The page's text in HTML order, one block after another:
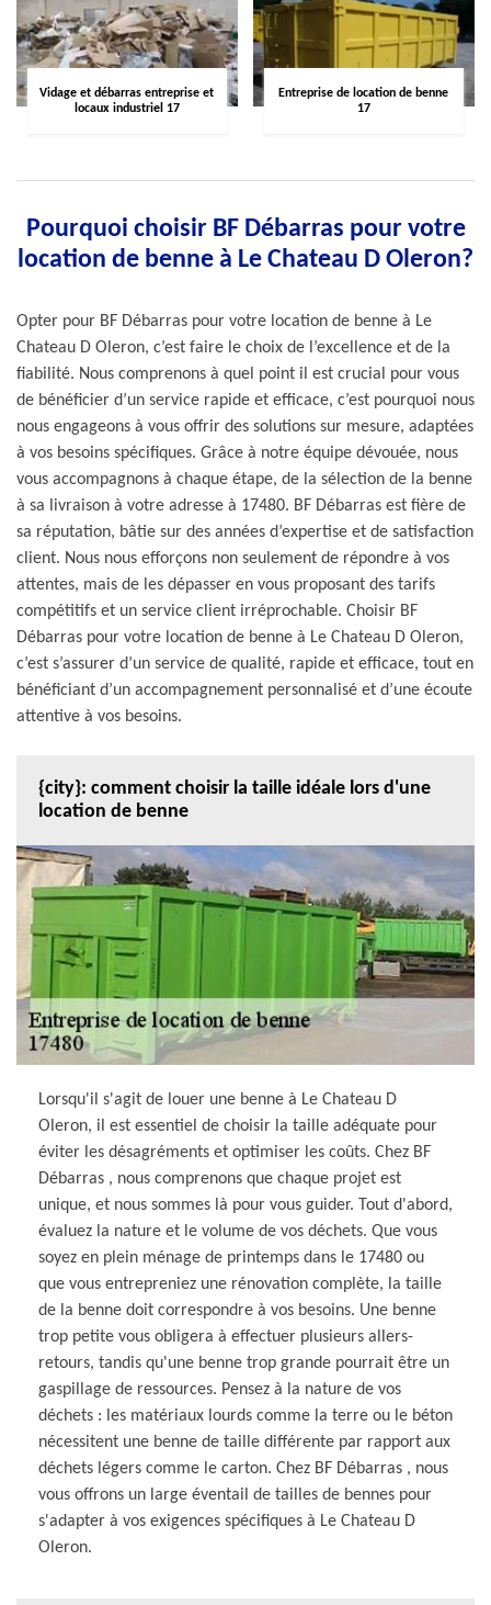
Vidage et débarras entreprise et
locaux industriel 17
Entreprise de location de benne
17
Pourquoi choisir BF Débarras pour votre
location de benne à Le Chateau D Oleron?
Opter pour BF Débarras pour votre location de benne à Le
Chateau D Oleron, c’est faire le choix de l’excellence et de la
fiabilité. Nous comprenons à quel point il est crucial pour vous
de bénéficier d’un service rapide et efficace, c’est pourquoi nous
nous engageons à vous offrir des solutions sur mesure, adaptées
à vos besoins spécifiques. Grâce à notre équipe dévouée, nous
vous accompagnons à chaque étape, de la sélection de la benne
à sa livraison à votre adresse à 17480. BF Débarras est fière de
sa réputation, bâtie sur des années d’expertise et de satisfaction
client. Nous nous efforçons non seulement de répondre à vos
attentes, mais de les dépasser en vous proposant des tarifs
compétitifs et un service client irréprochable. Choisir BF
Débarras pour votre location de benne à Le Chateau D Oleron,
c’est s’assurer d’un service de qualité, rapide et efficace, tout en
bénéficiant d’un accompagnement personnalisé et d’une écoute
attentive à vos besoins.
{city}: comment choisir la taille idéale lors d'une
location de benne
Lorsqu'il s'agit de louer une benne à Le Chateau D
Oleron, il est essentiel de choisir la taille adéquate pour
éviter les désagréments et optimiser les coûts. Chez BF
Débarras , nous comprenons que chaque projet est
unique, et nous sommes là pour vous guider. Tout d'abord,
évaluez la nature et le volume de vos déchets. Que vous
soyez en plein ménage de printemps dans le 17480 ou
que vous entrepreniez une rénovation complète, la taille
de la benne doit correspondre à vos besoins. Une benne
trop petite vous obligera à effectuer plusieurs allers-
retours, tandis qu'une benne trop grande pourrait être un
gaspillage de ressources. Pensez à la nature de vos
déchets : les matériaux lourds comme la terre ou le béton
nécessitent une benne de taille différente par rapport aux
déchets légers comme le carton. Chez BF Débarras , nous
vous offrons un large éventail de tailles de bennes pour
s'adapter à vos exigences spécifiques à Le Chateau D
Oleron.